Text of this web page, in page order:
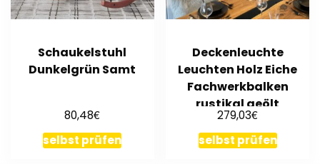
Schaukelstuhl
Dunkelgrün Samt
80,48€
selbst prüfen
Deckenleuchte
Leuchten Holz Eiche
Fachwerkbalken
rustikal geölt
279,03€
selbst prüfen